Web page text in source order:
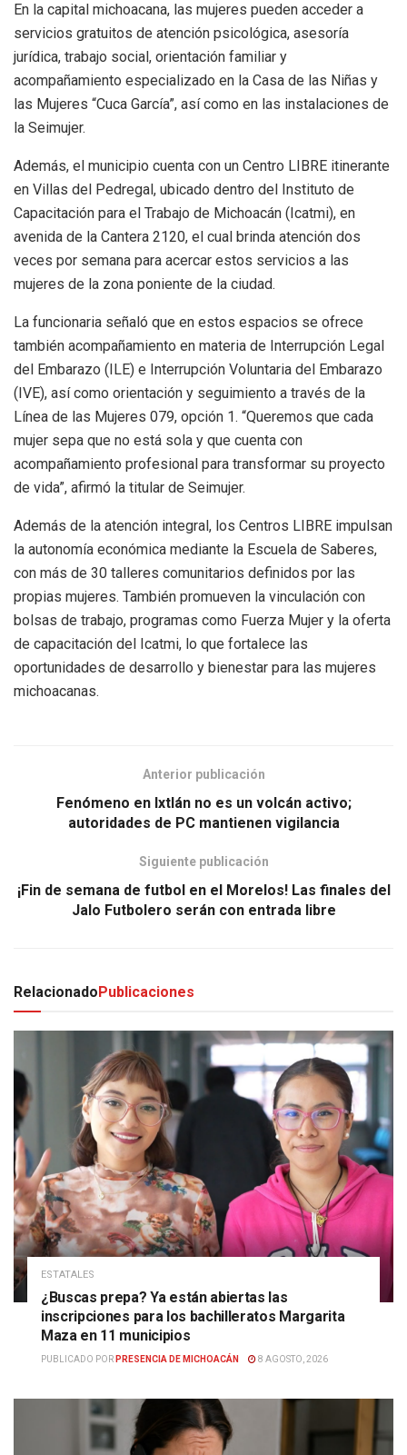
En la capital michoacana, las mujeres pueden acceder a
servicios gratuitos de atención psicológica, asesoría
jurídica, trabajo social, orientación familiar y
acompañamiento especializado en la Casa de las Niñas y
las Mujeres “Cuca García”, así como en las instalaciones de
la Seimujer.
Además, el municipio cuenta con un Centro LIBRE itinerante
en Villas del Pedregal, ubicado dentro del Instituto de
Capacitación para el Trabajo de Michoacán (Icatmi), en
avenida de la Cantera 2120, el cual brinda atención dos
veces por semana para acercar estos servicios a las
mujeres de la zona poniente de la ciudad.
La funcionaria señaló que en estos espacios se ofrece
también acompañamiento en materia de Interrupción Legal
del Embarazo (ILE) e Interrupción Voluntaria del Embarazo
(IVE), así como orientación y seguimiento a través de la
Línea de las Mujeres 079, opción 1. “Queremos que cada
mujer sepa que no está sola y que cuenta con
acompañamiento profesional para transformar su proyecto
de vida”, afirmó la titular de Seimujer.
Además de la atención integral, los Centros LIBRE impulsan
la autonomía económica mediante la Escuela de Saberes,
con más de 30 talleres comunitarios definidos por las
propias mujeres. También promueven la vinculación con
bolsas de trabajo, programas como Fuerza Mujer y la oferta
de capacitación del Icatmi, lo que fortalece las
oportunidades de desarrollo y bienestar para las mujeres
michoacanas.
Anterior publicación
Fenómeno en Ixtlán no es un volcán activo;
autoridades de PC mantienen vigilancia
Siguiente publicación
¡Fin de semana de futbol en el Morelos! Las finales del
Jalo Futbolero serán con entrada libre
RelacionadoPublicaciones
ESTATALES
¿Buscas prepa? Ya están abiertas las
inscripciones para los bachilleratos Margarita
Maza en 11 municipios
PUBLICADO POR PRESENCIA DE MICHOACÁN 8 AGOSTO, 2026